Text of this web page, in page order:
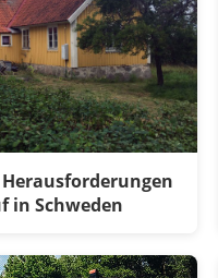
in Schweden